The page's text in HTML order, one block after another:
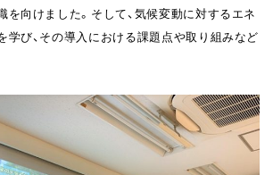
を向けました。そして、気候変動に対するエネ
学び、その導入における課題点や取り組みなど